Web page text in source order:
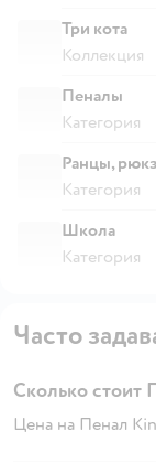
Три кота
Коллекция
Пеналы
Категория
Ранцы,
Категория
Школа
Категория
Часто
Сколько стоит
Цена на Пенал